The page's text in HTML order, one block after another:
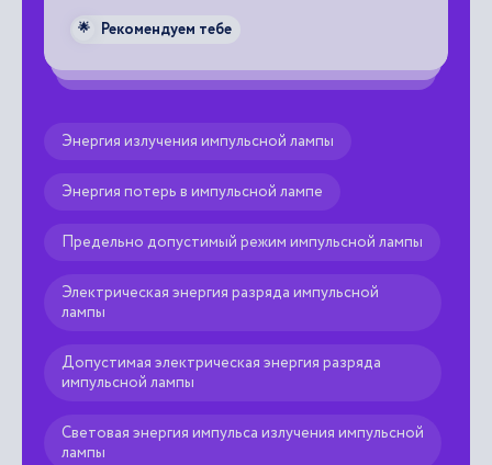
🌟 Рекомендуем тебе
Энергия излучения импульсной лампы
Энергия потерь в импульсной лампе
Предельно допустимый режим импульсной лампы
Электрическая энергия разряда импульсной
лампы
Допустимая электрическая энергия разряда
импульсной лампы
Световая энергия импульса излучения импульсной
лампы